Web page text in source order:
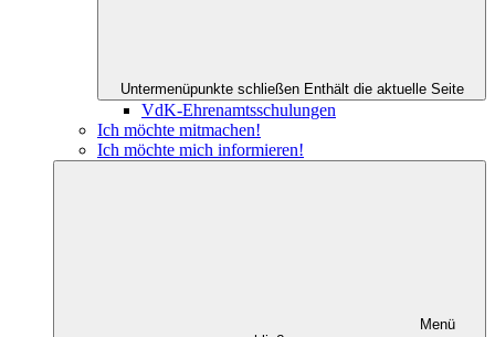
Untermenüpunkte schließen Enthält die aktuelle Seite
VdK-Ehrenamtsschulungen
Ich möchte mitmachen!
Ich möchte mich informieren!
Menü